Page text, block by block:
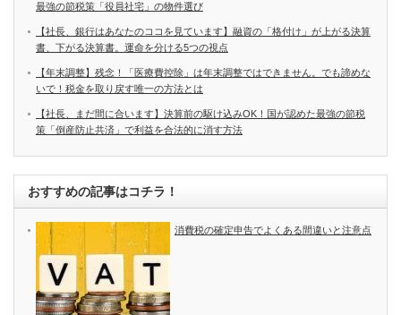
最強の節税策「役員社宅」の物件選び
【社長、銀行はあなたのココを見ています】融資の「格付け」が上がる決算
書、下がる決算書。運命を分ける5つの視点
【年末調整】残念！「医療費控除」は年末調整ではできません。でも諦めな
いで！税金を取り戻す唯一の方法とは
【社長、まだ間に合います】決算前の駆け込みOK！国が認めた最強の節税
策「倒産防止共済」で利益を合法的に消す方法
おすすめの記事はコチラ！
消費税の確定申告でよくある間違いと注意点